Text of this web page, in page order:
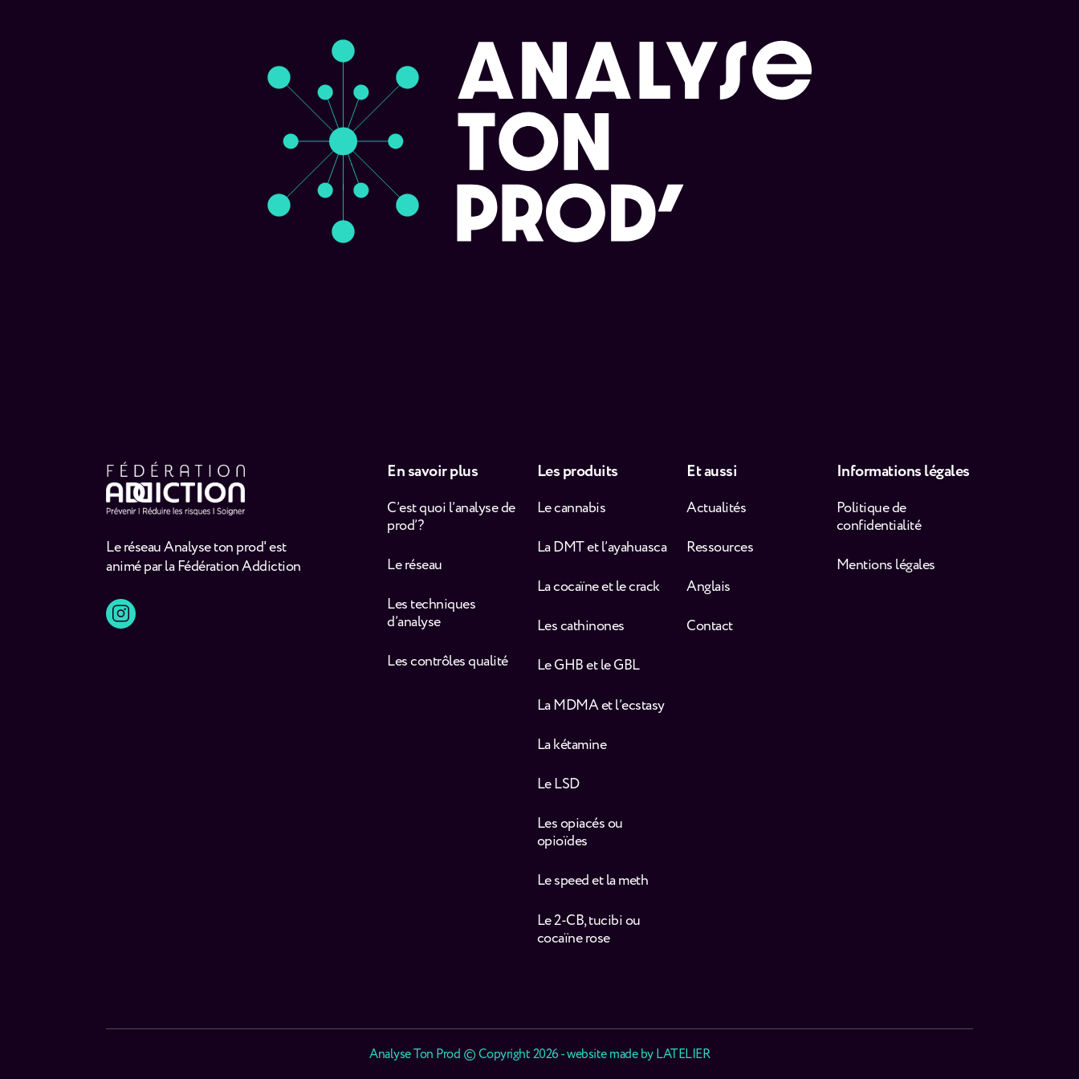
Le réseau Analyse ton prod' est
animé par la Fédération Addiction
En savoir plus
C’est quoi l’analyse de
prod’ ?
Le réseau
Les techniques
d’analyse
Les contrôles qualité
Les produits
Le cannabis
La DMT et l’ayahuasca
La cocaïne et le crack
Les cathinones
Le GHB et le GBL
La MDMA et l’ecstasy
La kétamine
Le LSD
Les opiacés ou
opioïdes
Le speed et la meth
Le 2-CB, tucibi ou
cocaïne rose
Et aussi
Actualités
Ressources
Anglais
Contact
Informations légales
Politique de
confidentialité
Mentions légales
Analyse Ton Prod © Copyright 2026 - website made byLATELIER